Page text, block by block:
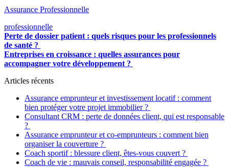
Assurance Professionnelle
professionnelle
Perte de dossier patient : quels risques pour les professionnels
de santé ?
Entreprises en croissance : quelles assurances pour
accompagner votre développement ?
Articles récents
Assurance emprunteur et investissement locatif : comment
bien protéger votre projet immobilier ?
Consultant CRM : perte de données client, qui est responsable
?
Assurance emprunteur et co-emprunteurs : comment bien
organiser la couverture ?
Coach sportif : blessure client, êtes-vous couvert ?
Coach de vie : mauvais conseil, responsabilité engagée ?